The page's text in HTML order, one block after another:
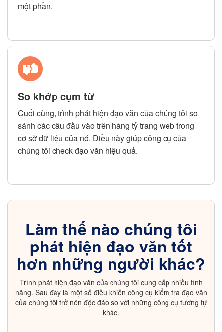
một phần.
So khớp cụm từ
Cuối cùng, trình phát hiện đạo văn của chúng tôi so
sánh các câu đầu vào trên hàng tỷ trang web trong
cơ sở dữ liệu của nó. Điều này giúp công cụ của
chúng tôi check đạo văn hiệu quả.
Làm thế nào chúng tôi
phát hiện đạo văn tốt
hơn những người khác?
Trình phát hiện đạo văn của chúng tôi cung cấp nhiều tính
năng. Sau đây là một số điều khiến công cụ kiểm tra đạo văn
của chúng tôi trở nên độc đáo so với những công cụ tương tự
khác.